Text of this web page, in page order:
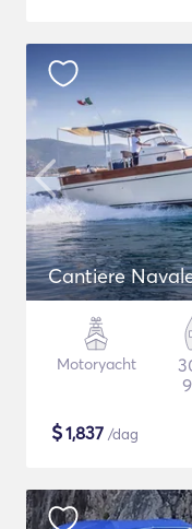
Cantiere
Motoryacht
$1,837 /dag